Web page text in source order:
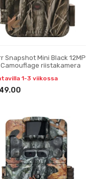
Snapshot Mini Black 12MP
Camouflage riistakamera
1-3 viikossa